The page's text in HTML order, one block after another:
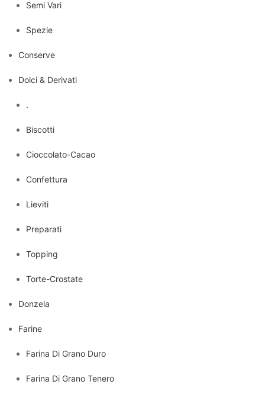
Semi Vari
Spezie
Conserve
Dolci & Derivati
.
Biscotti
Cioccolato-Cacao
Confettura
Lieviti
Preparati
Topping
Torte-Crostate
Donzela
Farine
Farina Di Grano Duro
Farina Di Grano Tenero